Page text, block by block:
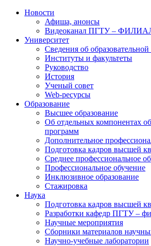
Новости
Афиша, анонсы
Видеоканал ПГТУ –
Университет
Сведения об
Институты и факультеты
Руководство
История
Ученый совет
Web-ресурсы
Образование
Высшее образование
Об отдельных компонентах
программ
Дополнительное
Подготовка кадров высшей
Среднее профессиональное
Профессиональное обучение
Инклюзивное образование
Стажировка
Наука
Подготовка кадров высшей
Разработки кафедр ПГТУ –
Научные мероприятия
Сборники материалов
Научно-учебные лаборатории